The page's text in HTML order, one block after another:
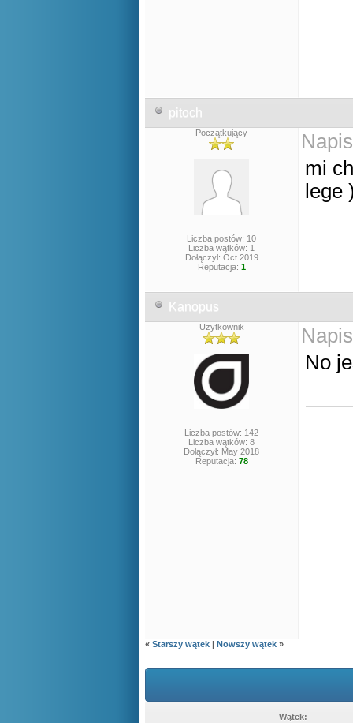
pitoch
Początkujący
Liczba postów: 10
Liczba wątków: 1
Dołączył: Oct 2019
Reputacja: 1
mi
lege
Kanopus
Użytkownik
Liczba postów: 142
Liczba wątków: 8
Dołączył: May 2018
Reputacja: 78
No
« Starszy wątek | Nowszy wątek »
Wątek: